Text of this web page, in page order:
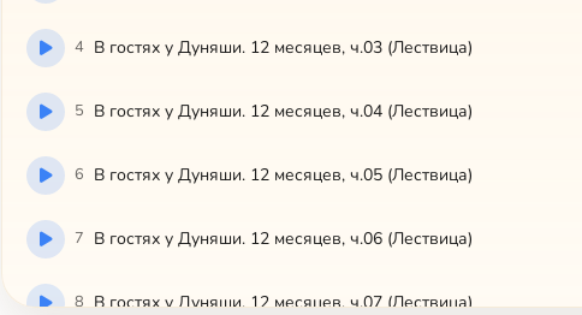
4 В гостях у Дуняши. 12 месяцев, ч.03 (Лествица)
5 В гостях у Дуняши. 12 месяцев, ч.04 (Лествица)
6 В гостях у Дуняши. 12 месяцев, ч.05 (Лествица)
7 В гостях у Дуняши. 12 месяцев, ч.06 (Лествица)
8 В гостях у Дуняши. 12 месяцев, ч.07 (Лествица)